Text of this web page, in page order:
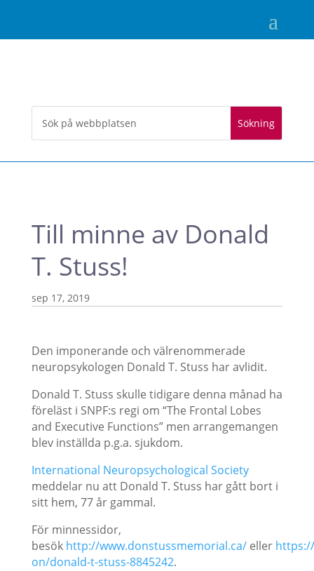
Till minne av Donald
T. Stuss!
sep 17, 2019
Den imponerande och välrenommerade
neuropsykologen Donald T. Stuss har avlidit.
Donald T. Stuss skulle tidigare denna månad ha
föreläst i SNPF:s regi om “The Frontal Lobes
and Executive Functions” men arrangemangen
blev inställda p.g.a. sjukdom.
International Neuropsychological Society
meddelar nu att Donald T. Stuss har gått bort i
sitt hem, 77 år gammal.
För minnessidor,
besök http://www.donstussmemorial.ca/eller
on/donald-t-stuss-8845242.